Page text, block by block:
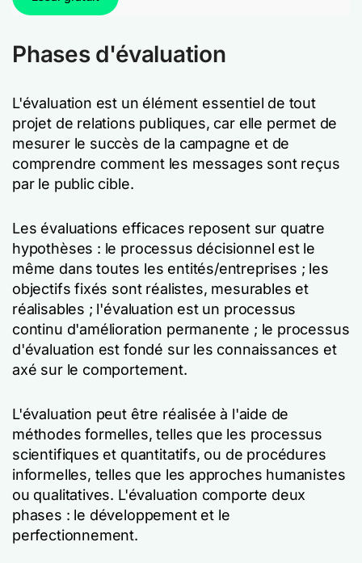
Phases d'évaluation
L'évaluation est un élément essentiel de tout
projet de relations publiques, car elle permet de
mesurer le succès de la campagne et de
comprendre comment les messages sont reçus
par le public cible.
Les évaluations efficaces reposent sur quatre
hypothèses : le processus décisionnel est le
même dans toutes les entités/entreprises ; les
objectifs fixés sont réalistes, mesurables et
réalisables ; l'évaluation est un processus
continu d'amélioration permanente ; le processus
d'évaluation est fondé sur les connaissances et
axé sur le comportement.
L'évaluation peut être réalisée à l'aide de
méthodes formelles, telles que les processus
scientifiques et quantitatifs, ou de procédures
informelles, telles que les approches humanistes
ou qualitatives. L'évaluation comporte deux
phases : le développement et le
perfectionnement.